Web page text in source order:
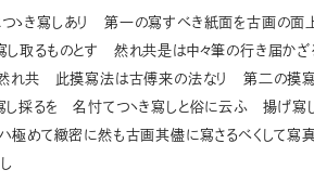
き寫しあり 第一の寫すべき紙面を古画の
取るものとす 然れ共是は中々筆の行き届か
れ共 此摸寫法は古傅来の法なり 第二の摸
採るを 名忖てつヽき寫しと俗に云ふ 揚げ寫
極めて緻密に然も古画其儘に寫さるべくして